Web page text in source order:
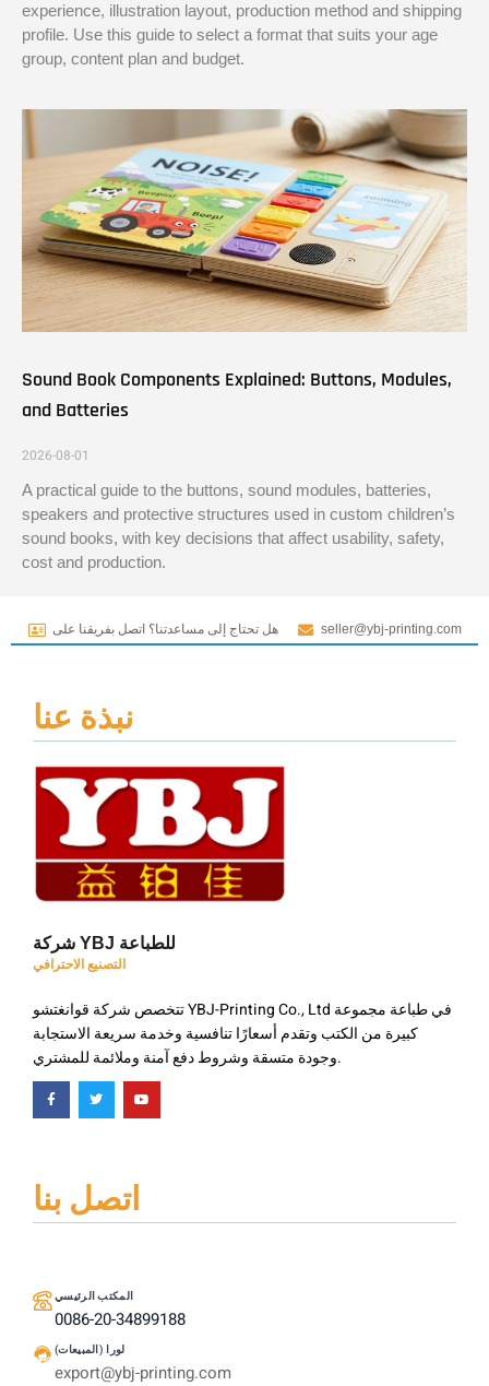
experience, illustration layout, production method and shipping
profile. Use this guide to select a format that suits your age
group, content plan and budget.
Sound Book Components Explained: Buttons, Modules,
and Batteries
2026-08-01
A practical guide to the buttons, sound modules, batteries,
speakers and protective structures used in custom children’s
sound books, with key decisions that affect usability, safety,
cost and production.
هل تحتاج إلى مساعدتنا؟ اتصل بفريقنا على seller@ybj-printing.com
نبذة عنا
شركة YBJ للطباعة
التصنيع الاحترافي
تتخصص شركة قوانغتشو YBJ-Printing Co., Ltd في طباعة مجموعة
كبيرة من الكتب وتقدم أسعارًا تنافسية وخدمة سريعة الاستجابة
وجودة متسقة وشروط دفع آمنة وملائمة للمشتري.
اتصل بنا
المكتب الرئيسي
0086-20-34899188
لورا (المبيعات)
export@ybj-printing.com